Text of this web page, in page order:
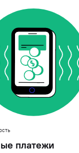
платежи